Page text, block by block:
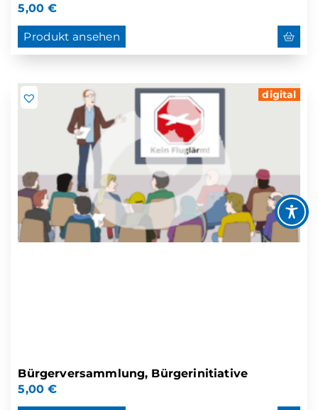
5,00€
Produkt ansehen
digital
Bürgerversammlung, Bürgerinitiative
5,00€